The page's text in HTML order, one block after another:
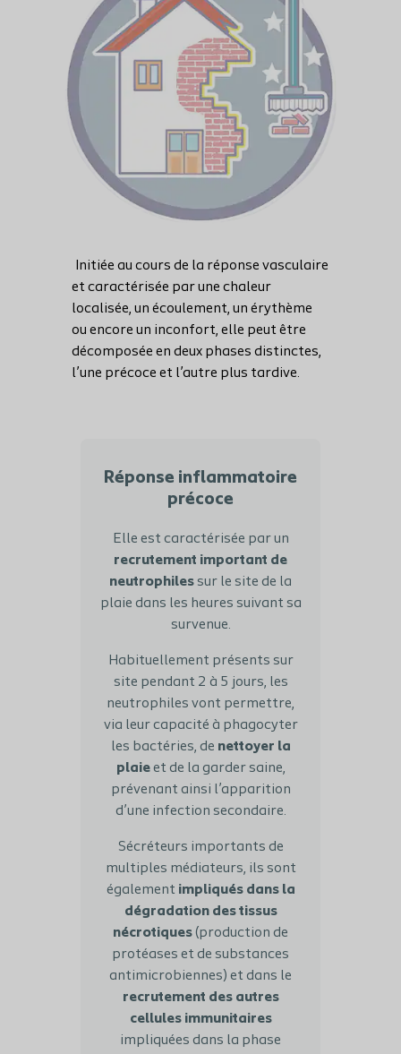
Initiée au cours de la réponse vasculaire
et caractérisée par une chaleur
localisée, un écoulement, un érythème
ou encore un inconfort, elle peut être
décomposée en deux phases distinctes,
l’une précoce et l’autre plus tardive.
Réponse inflammatoire
précoce
Elle est caractérisée par un
recrutement important de
neutrophiles sur le site de la
plaie dans les heures suivant sa
survenue.
Habituellement présents sur
site pendant 2 à 5 jours, les
neutrophiles vont permettre,
via leur capacité à phagocyter
les bactéries, de nettoyer la
plaieet de la garder saine,
prévenant ainsi l’apparition
d’une infection secondaire.
Sécréteurs importants de
multiples médiateurs, ils sont
également impliqués dans la
dégradation des tissus
nécrotiques(production de
protéases et de substances
antimicrobiennes) et dans le
recrutement des autres
cellules immunitaires
impliquées dans la phase